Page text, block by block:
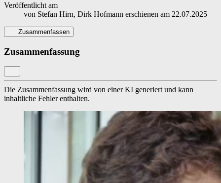
Veröffentlicht am
von Stefan Hirn, Dirk Hofmann erschienen am 22.07.2025
Zusammenfassen
Zusammenfassung
Die Zusammenfassung wird von einer KI generiert und kann
inhaltliche Fehler enthalten.